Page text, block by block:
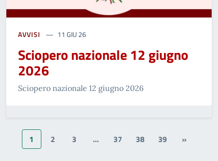
AVVISI 11 GIU 26
Sciopero nazionale 12 giugno
2026
Sciopero nazionale 12 giugno 2026
1 2 3 … 37 38 39 »